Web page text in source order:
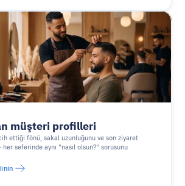
müşteri profilleri
ettiği fönü, sakal uzunluğunu ve son ziyaret
seferinde aynı "nasıl olsun?" sorusunu